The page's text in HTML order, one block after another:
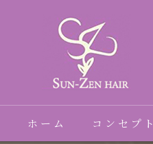
ホーム コンセプト